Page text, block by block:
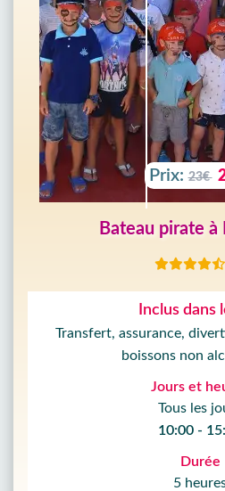
Prix: 23€
Bateau pirate à
Inclus dans
Transfert, assurance,
boissons non
Jours et
Tous les
10:00 -
Durée
5